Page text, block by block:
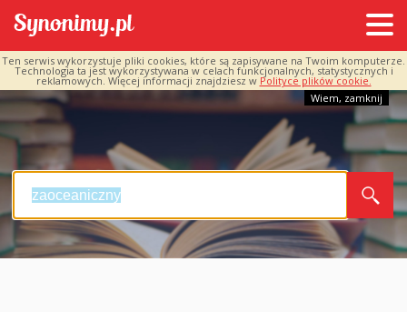
Ten serwis wykorzystuje pliki cookies, które są zapisywane na Twoim komputerze.
Technologia ta jest wykorzystywana w celach funkcjonalnych, statystycznych i
reklamowych. Więcej informacji znajdziesz w Polityce plików cookie.
Wiem, zamknij